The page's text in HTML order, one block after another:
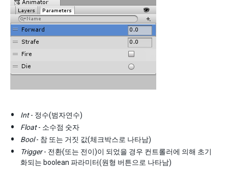
Int- 정수(범자연수)
Float- 소수점 숫자
Bool- 참 또는 거짓 값(체크박스로 나타남)
Trigger- 전환(또는 전이)이 되었을 경우 컨트롤러에 의해 초기
화되는 boolean 파라미터(원형 버튼으로 나타남)